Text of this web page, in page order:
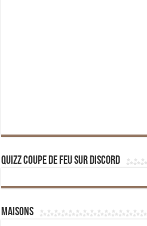
Quizz Coupe de Feu sur Discord
Maisons